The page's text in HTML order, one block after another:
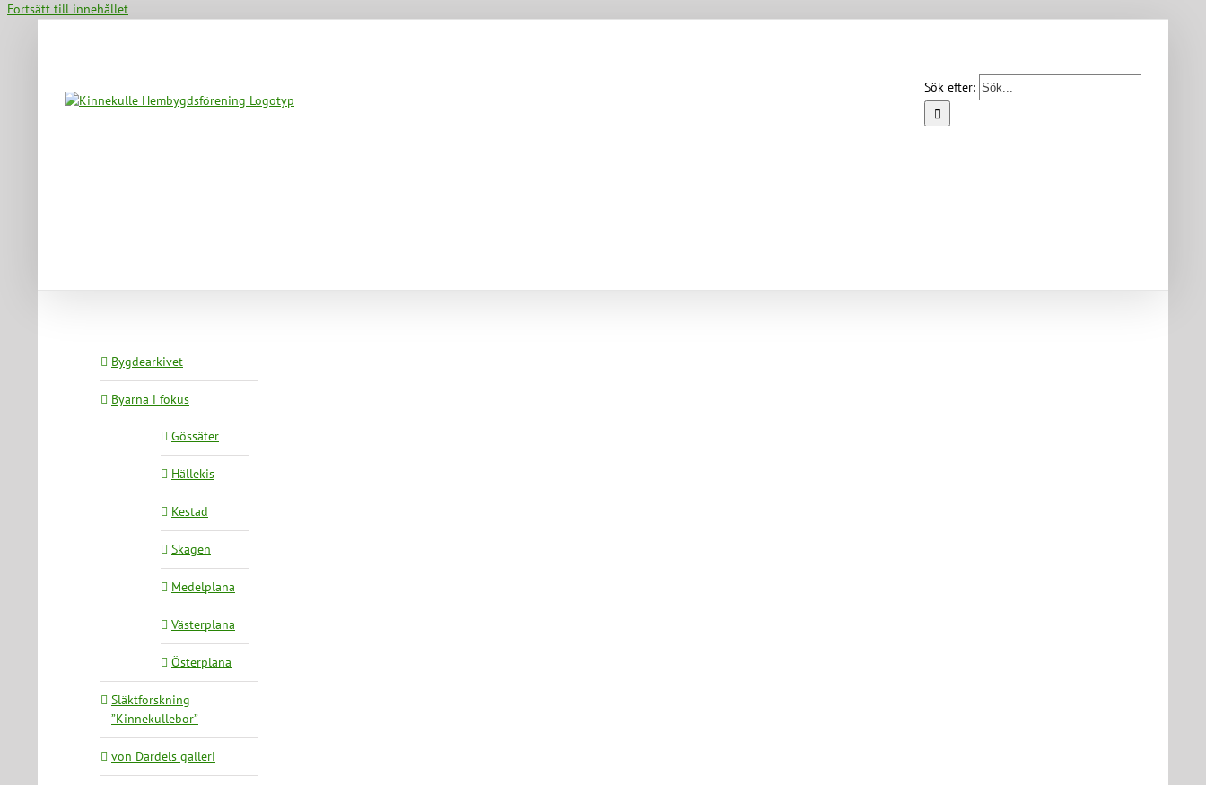
Fortsätt till innehållet
Sök efter:
Bygdearkivet
Byarna i fokus
Gössäter
Hällekis
Kestad
Skagen
Medelplana
Västerplana
Österplana
Släktforskning
”Kinnekullebor”
von Dardels galleri